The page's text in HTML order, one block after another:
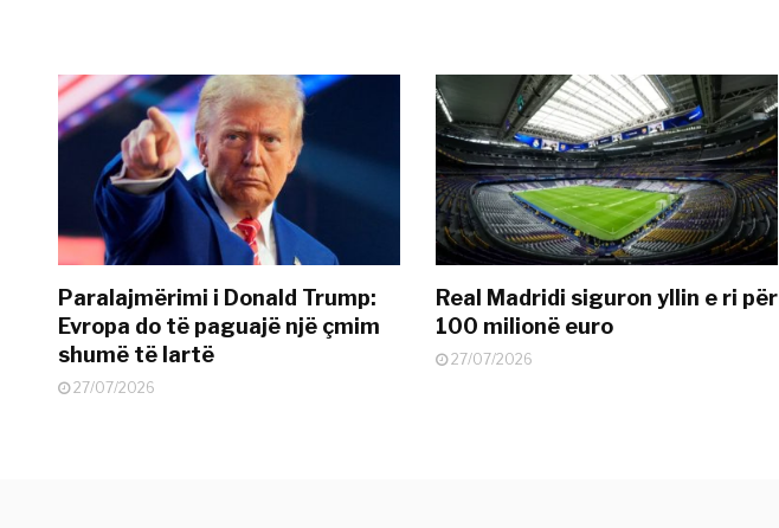
Paralajmërimi i Donald Trump:
Evropa do të paguajë një çmim
shumë të lartë
27/07/2026
Real Madridi siguron yllin e ri për
100 milionë euro
27/07/2026